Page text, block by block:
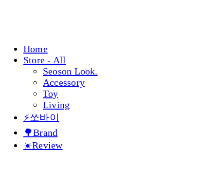
Home
Store - All
Seoson Look.
Accessory
Toy
Living
⚡쏘바이
🌳Brand
☀️Review